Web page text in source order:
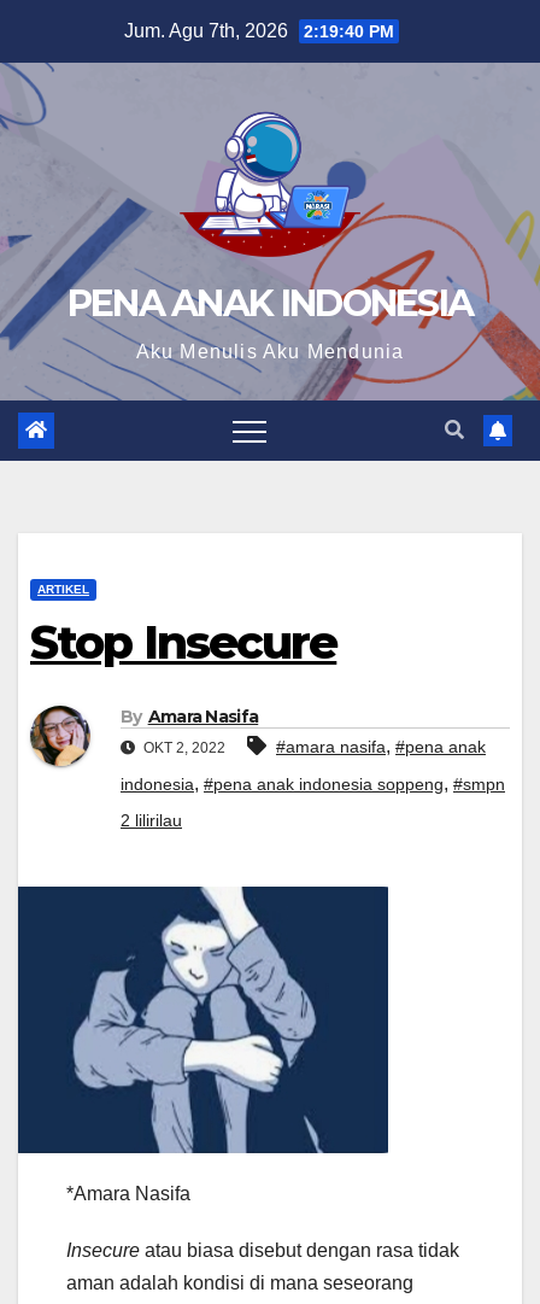
content
Jum. Agu 7th, 2026 2:19:41 PM
PENA ANAK INDONESIA
Aku Menulis Aku Mendunia
ARTIKEL
Stop Insecure
By Amara Nasifa
OKT 2, 2022 #amara nasifa, #pena anak
indonesia, #pena anak indonesia soppeng, #smpn
2 lilirilau
*Amara Nasifa
Insecure atau biasa disebut dengan rasa tidak
aman adalah kondisi di mana seseorang